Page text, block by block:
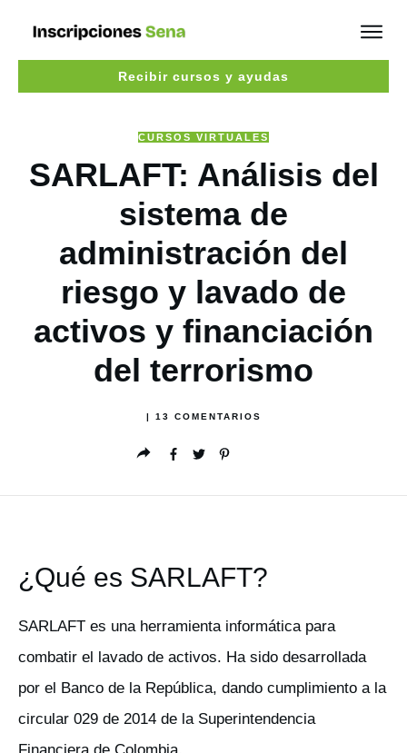
Recibir cursos y ayudas
CURSOS VIRTUALES
SARLAFT: Análisis del
sistema de
administración del
riesgo y lavado de
activos y financiación
del terrorismo
13 COMENTARIOS
¿Qué es SARLAFT?
SARLAFT es una herramienta informática para
combatir el lavado de activos. Ha sido desarrollada
por el Banco de la República, dando cumplimiento a la
circular 029 de 2014 de la Superintendencia